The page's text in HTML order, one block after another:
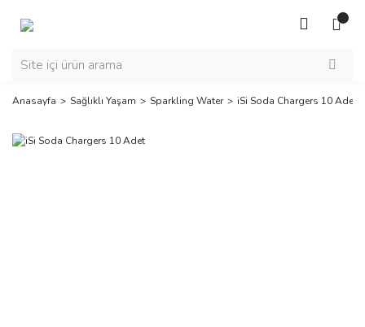
Anasayfa Sağlıklı Yaşam Sparkling Water iSi Soda Chargers 10 Adet